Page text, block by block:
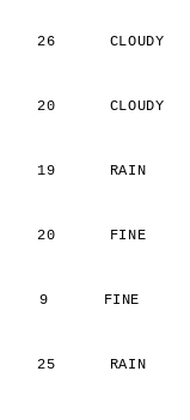
26      CLOUDY
CLOUDY
19      RAIN
20      FINE
9      FINE
25      RAIN